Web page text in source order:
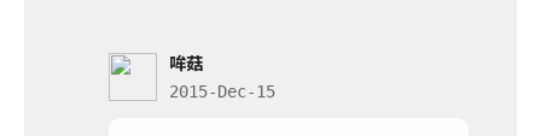
哞菇
2015-Dec-15